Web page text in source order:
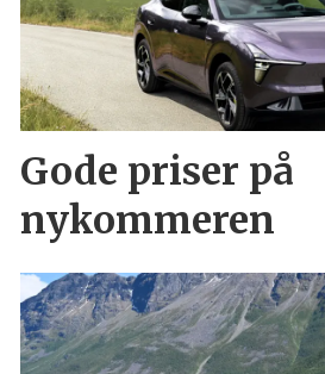
Gode priser på
nykommeren